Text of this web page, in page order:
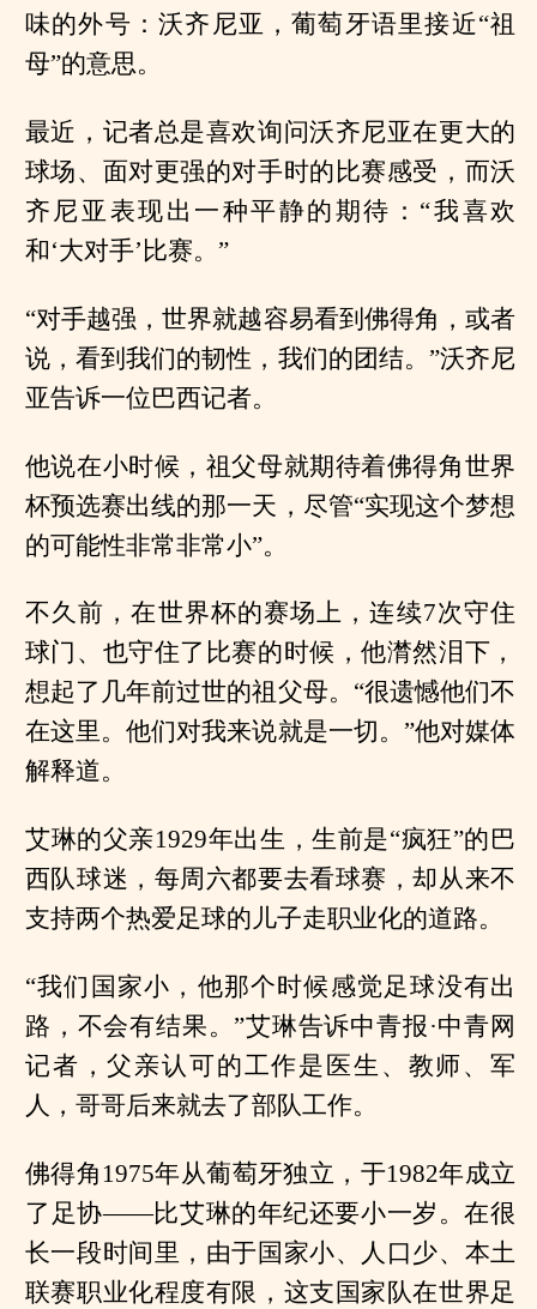
味的外号：沃齐尼亚，葡萄牙语里接近“祖
母”的意思。
最近，记者总是喜欢询问沃齐尼亚在更大的
球场、面对更强的对手时的比赛感受，而沃
齐尼亚表现出一种平静的期待：“我喜欢
和‘大对手’比赛。”
“对手越强，世界就越容易看到佛得角，或者
说，看到我们的韧性，我们的团结。”沃齐尼
亚告诉一位巴西记者。
他说在小时候，祖父母就期待着佛得角世界
杯预选赛出线的那一天，尽管“实现这个梦想
的可能性非常非常小”。
不久前，在世界杯的赛场上，连续7次守住
球门、也守住了比赛的时候，他潸然泪下，
想起了几年前过世的祖父母。“很遗憾他们不
在这里。他们对我来说就是一切。”他对媒体
解释道。
艾琳的父亲1929年出生，生前是“疯狂”的巴
西队球迷，每周六都要去看球赛，却从来不
支持两个热爱足球的儿子走职业化的道路。
“我们国家小，他那个时候感觉足球没有出
路，不会有结果。”艾琳告诉中青报·中青网
记者，父亲认可的工作是医生、教师、军
人，哥哥后来就去了部队工作。
佛得角1975年从葡萄牙独立，于1982年成立
了足协——比艾琳的年纪还要小一岁。在很
长一段时间里，由于国家小、人口少、本土
联赛职业化程度有限，这支国家队在世界足